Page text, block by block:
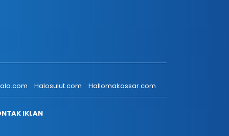
Halosulut.com Hallomakassar.com
IKLAN